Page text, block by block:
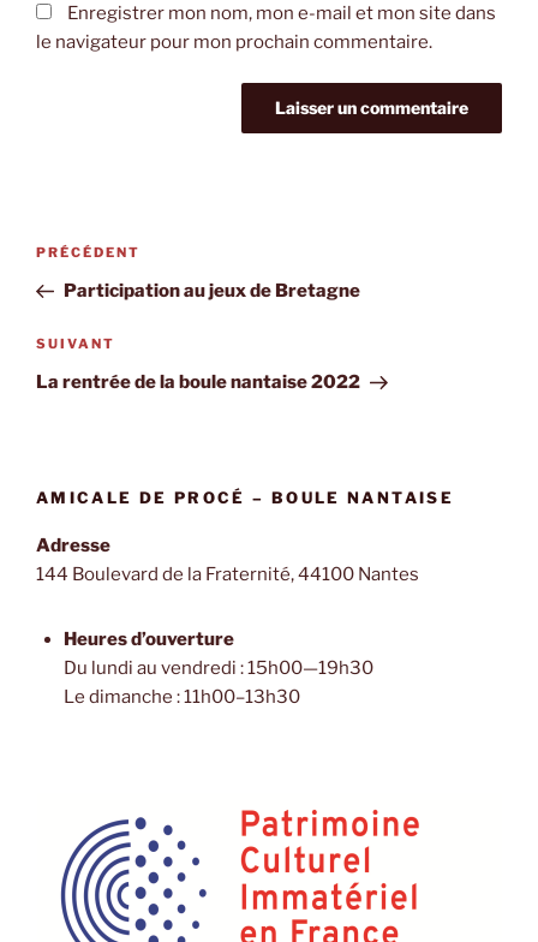
Enregistrer mon nom, mon e-mail et mon site dans
le navigateur pour mon prochain commentaire.
Navigation
l’article
Article
précédent
PRÉCÉDENT
Participation au jeux de Bretagne
Article
suivant
SUIVANT
La rentrée de la boule nantaise 2022
AMICALE DE PROCÉ – BOULE NANTAISE
Adresse
144 Boulevard de la Fraternité, 44100 Nantes
Heures d’ouverture
Du lundi au vendredi : 15h00—19h30
Le dimanche : 11h00–13h30